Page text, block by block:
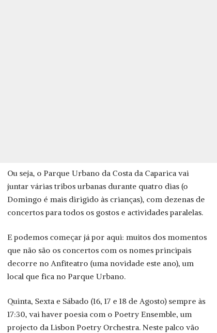
Ou seja, o Parque Urbano da Costa da Caparica vai
juntar várias tribos urbanas durante quatro dias (o
Domingo é mais dirigido às crianças), com dezenas de
concertos para todos os gostos e actividades paralelas.
E podemos começar já por aqui: muitos dos momentos
que não são os concertos com os nomes principais
decorre no Anfiteatro (uma novidade este ano), um
local que fica no Parque Urbano.
Quinta, Sexta e Sábado (16, 17 e 18 de Agosto) sempre às
17:30, vai haver poesia com o Poetry Ensemble, um
projecto da Lisbon Poetry Orchestra. Neste palco vão